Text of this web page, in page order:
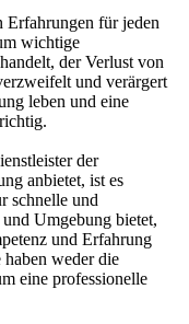
Erfahrungen für jeden
wichtige
der Verlust von
und verärgert
leben und eine
der
anbietet, ist es
schnelle und
Umgebung bietet,
und Erfahrung
weder die
eine professionelle